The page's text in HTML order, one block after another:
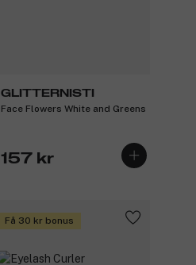
GLITTERNISTI
Face Flowers White and Greens
157 kr
Få 30 kr bonus